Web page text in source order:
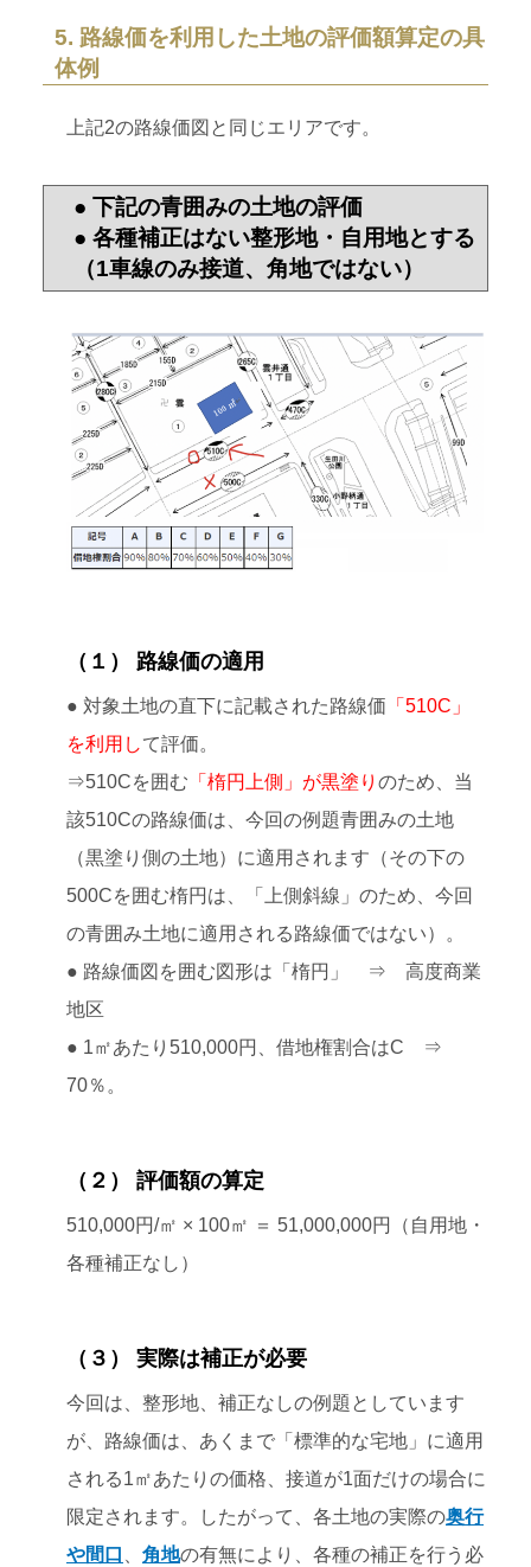
5. 路線価を利用した土地の評価額算定の具
体例
上記2の路線価図と同じエリアです。
● 下記の青囲みの土地の評価
● 各種補正はない整形地・自用地とする
（1車線のみ接道、角地ではない）
（１） 路線価の適用
● 対象土地の直下に記載された路線価 「510C」
を利用して評価。
⇒510Cを囲む 「楕円上側」が黒塗り のため、当
該510Cの路線価は、今回の例題青囲みの土地
（黒塗り側の土地）に適用されます（その下の
500Cを囲む楕円は、「上側斜線」のため、今回
の青囲み土地に適用される路線価ではない）。
● 路線価図を囲む図形は「楕円」 ⇒ 高度商業
地区
● 1㎡あたり510,000円、借地権割合はC ⇒
70％。
（２） 評価額の算定
510,000円/㎡ × 100㎡ ＝ 51,000,000円（自用地・
各種補正なし）
（３） 実際は補正が必要
今回は、整形地、補正なしの例題としています
が、路線価は、あくまで「標準的な宅地」に適用
される1㎡あたりの価格、接道が1面だけの場合に
限定されます。したがって、各土地の実際の奥行
や間口
角地の有無により、各種の補正を行う必